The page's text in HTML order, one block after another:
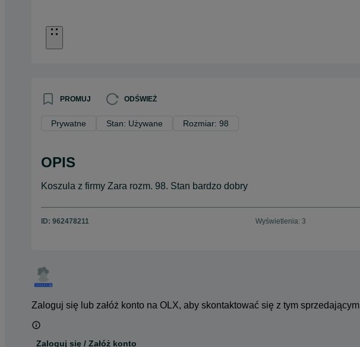
PROMUJ ODŚWIEŻ
Prywatne Stan: Używane Rozmiar: 98
OPIS
Koszula z firmy Zara rozm. 98. Stan bardzo dobry
ID: 962478211 Wyświetlenia: 3
Zaloguj się lub załóż konto na OLX, aby skontaktować się z tym sprzedającym
Zaloguj się / Załóż konto